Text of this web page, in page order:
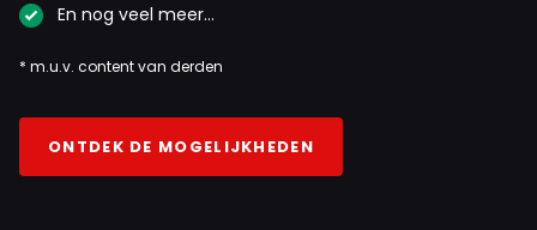
En nog veel meer…
* m.u.v. content van derden
ONTDEK DE MOGELIJKHEDEN